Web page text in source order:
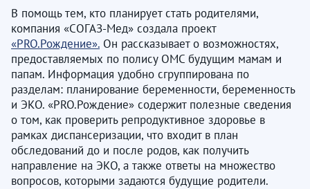
В помощь тем, кто планирует стать родителями,
компания «СОГАЗ-Мед» создала проект
«PRO.Рождение». Он рассказывает о возможностях,
предоставляемых по полису ОМС будущим мамам и
папам. Информация удобно сгруппирована по
разделам: планирование беременности, беременность
и ЭКО. «PRO.Рождение» содержит полезные сведения
о том, как проверить репродуктивное здоровье в
рамках диспансеризации, что входит в план
обследований до и после родов, как получить
направление на ЭКО, а также ответы на множество
вопросов, которыми задаются будущие родители.